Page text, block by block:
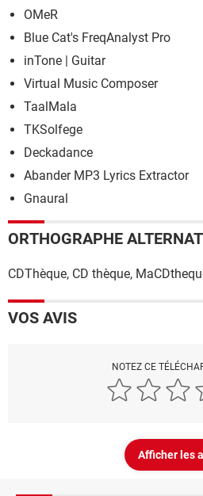
OMeR
Blue Cat's FreqAnalyst Pro
inTone | Guitar
Virtual Music Composer
TaalMala
TKSolfege
Deckadance
Abander MP3 Lyrics Extractor
Gnaural
ORTHOGRAPHE
CDThèque, CD thèque,
VOS AVIS
NOTEZ CE
Afficher les